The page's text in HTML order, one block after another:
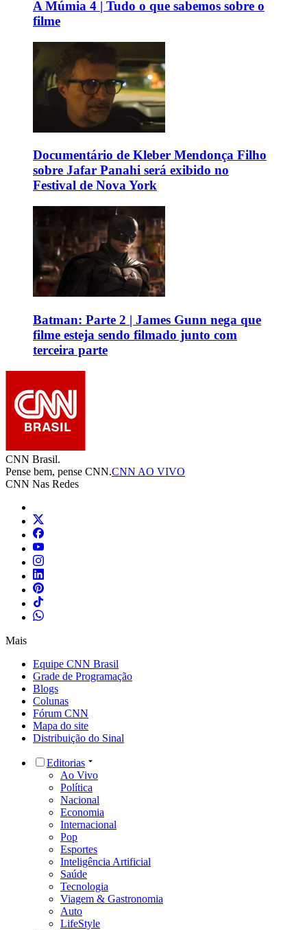
A Múmia 4 | Tudo o que sabemos sobre o
filme
Documentário de Kleber Mendonça Filho
sobre Jafar Panahi será exibido no
Festival de Nova York
Batman: Parte 2 | James Gunn nega que
filme esteja sendo filmado junto com
terceira parte
CNN Brasil.
Pense bem, pense CNN.CNN AO VIVO
CNN Nas Redes
Mais
Equipe CNN Brasil
Grade de Programação
Blogs
Colunas
Fórum CNN
Mapa do site
Distribuição do Sinal
Editorias
Ao Vivo
Política
Nacional
Economia
Internacional
Pop
Esportes
Inteligência Artificial
Saúde
Tecnologia
Viagem & Gastronomia
Auto
LifeStyle